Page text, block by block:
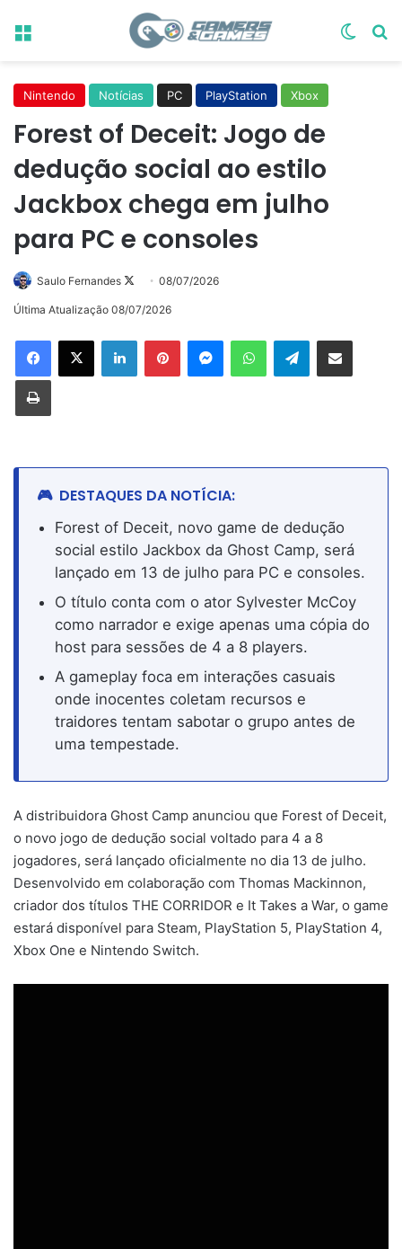
Menu
Nintendo Notícias PC PlayStation Xbox
Forest of Deceit: Jogo de
dedução social ao estilo
Jackbox chega em julho
para PC e consoles
Saulo Fernandes
Follow
on
08/07/2026
Última Atualização 08/07/2026
LinkedinPinterestMessengerWhatsAppTelegramCompartilhar via e-mail
Imprimir
DESTAQUES DA NOTÍCIA:
Forest of Deceit, novo game de dedução
social estilo Jackbox da Ghost Camp, será
lançado em 13 de julho para PC e consoles.
O título conta com o ator Sylvester McCoy
como narrador e exige apenas uma cópia do
host para sessões de 4 a 8 players.
A gameplay foca em interações casuais
onde inocentes coletam recursos e
traidores tentam sabotar o grupo antes de
uma tempestade.
A distribuidora Ghost Camp anunciou que Forest of Deceit,
o novo jogo de dedução social voltado para 4 a 8
jogadores, será lançado oficialmente no dia 13 de julho.
Desenvolvido em colaboração com Thomas Mackinnon,
criador dos títulos THE CORRIDOR e It Takes a War, o game
estará disponível para Steam, PlayStation 5, PlayStation 4,
Xbox One e Nintendo Switch.